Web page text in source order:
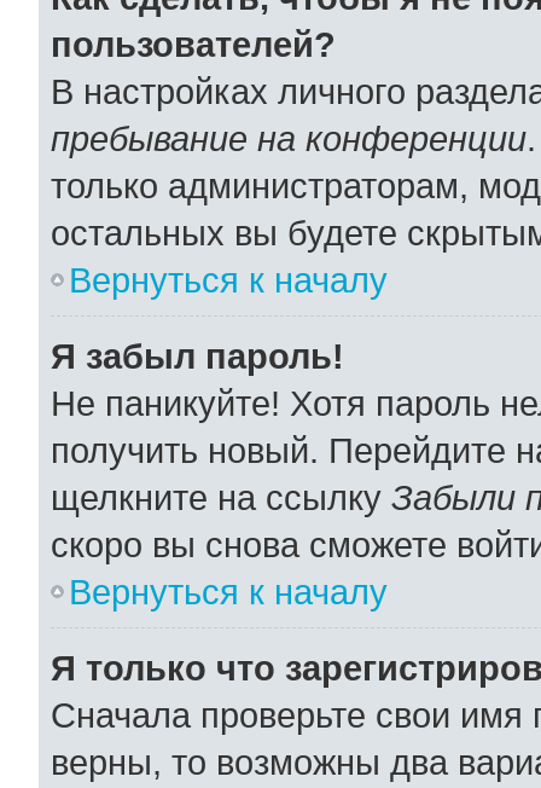
пользователей?
В настройках личного
пребывание на конференции
только администраторам,
остальных вы будете
Вернуться к началу
Я забыл пароль!
Не паникуйте! Хотя пароль
получить новый. Перейдите
щелкните на ссылку Забыли
скоро вы снова сможете
Вернуться к началу
Я только что
Сначала проверьте свои имя
верны, то возможны два